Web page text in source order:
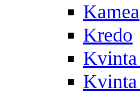
Kamea
Kredo